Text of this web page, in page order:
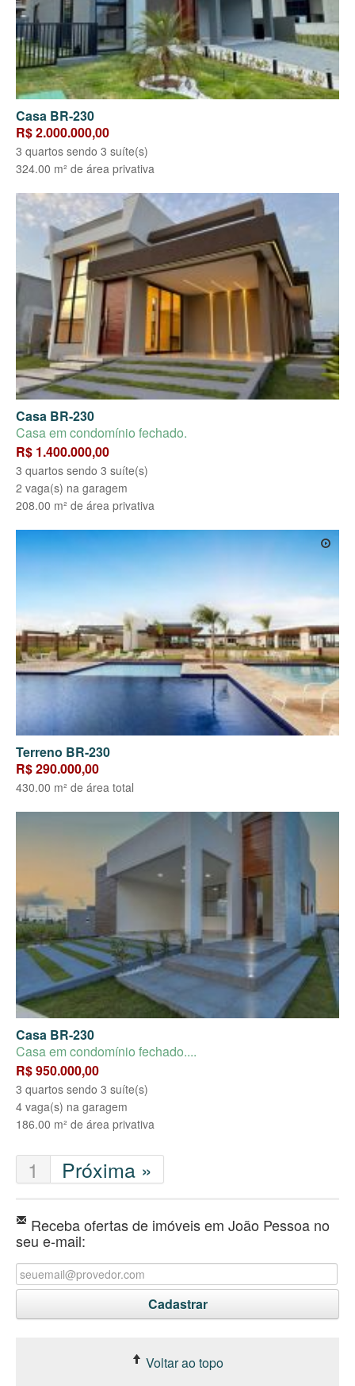
Casa BR-230
R$ 2.000.000,00
3 quartos sendo 3 suíte(s)
324.00 m² de área privativa
Casa BR-230
Casa em condomínio fechado.
R$ 1.400.000,00
3 quartos sendo 3 suíte(s)
2 vaga(s) na garagem
208.00 m² de área privativa
Terreno BR-230
R$ 290.000,00
430.00 m² de área total
Casa BR-230
Casa em condomínio fechado....
R$ 950.000,00
3 quartos sendo 3 suíte(s)
4 vaga(s) na garagem
186.00 m² de área privativa
1 Próxima »
Receba ofertas de imóveis em João Pessoa no
seu e-mail:
Voltar ao topo